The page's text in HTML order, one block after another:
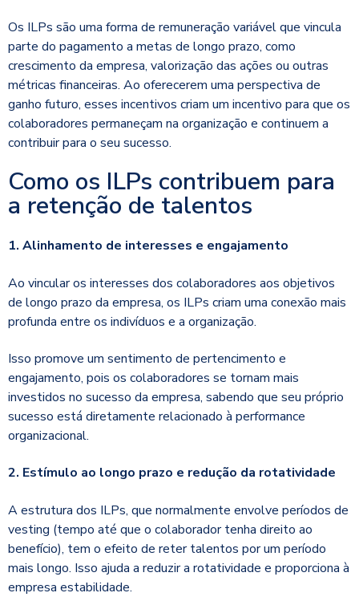
Os ILPs são uma forma de remuneração variável que vincula
parte do pagamento a metas de longo prazo, como
crescimento da empresa, valorização das ações ou outras
métricas financeiras. Ao oferecerem uma perspectiva de
ganho futuro, esses incentivos criam um incentivo para que os
colaboradores permaneçam na organização e continuem a
contribuir para o seu sucesso.
Como os ILPs contribuem para
a retenção de talentos
1. Alinhamento de interesses e engajamento
Ao vincular os interesses dos colaboradores aos objetivos
de longo prazo da empresa, os ILPs criam uma conexão mais
profunda entre os indivíduos e a organização.
Isso promove um sentimento de pertencimento e
engajamento, pois os colaboradores se tornam mais
investidos no sucesso da empresa, sabendo que seu próprio
sucesso está diretamente relacionado à performance
organizacional.
2. Estímulo ao longo prazo e redução da rotatividade
A estrutura dos ILPs, que normalmente envolve períodos de
vesting (tempo até que o colaborador tenha direito ao
benefício), tem o efeito de reter talentos por um período
mais longo. Isso ajuda a reduzir a rotatividade e proporciona à
empresa estabilidade.